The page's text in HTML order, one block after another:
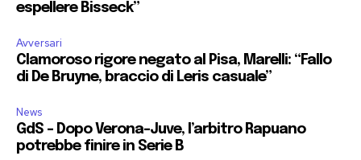
espellere Bisseck”
Avversari
Clamoroso rigore negato al Pisa, Marelli: “Fallo
di De Bruyne, braccio di Leris casuale”
News
GdS – Dopo Verona-Juve, l’arbitro Rapuano
potrebbe finire in Serie B